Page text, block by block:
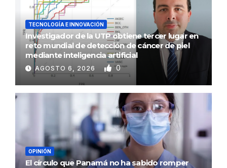
TECNOLOGÍA E INNOVACIÓN
Investigador de la UTP obtiene tercer lugar en
reto mundial de detección de cáncer de piel
mediante inteligencia artificial
AGOSTO 6, 2026 0
OPINIÓN
El círculo que Panamá no ha sabido romper